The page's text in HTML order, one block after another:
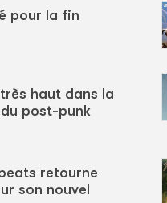
pour la fin
haut dans la
post-punk
retourne
son nouvel